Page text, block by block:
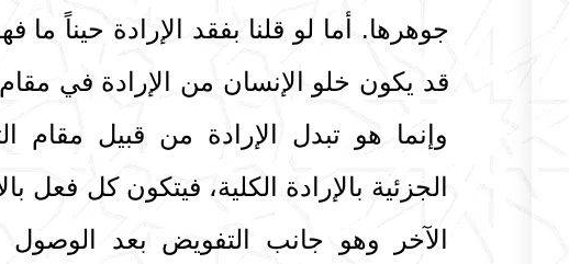
جوهرها. أما لو قلنا بفقد الإرادة حيناً
قد يكون خلو الإنسان من الإرادة في
وإنما هو تبدل الإرادة من قبيل مقام
الجزئية بالإرادة الكلية، فيتكون كل فعل
الآخر وهو جانب التفويض بعد